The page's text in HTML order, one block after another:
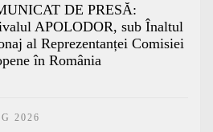
DE PRESĂ:
APOLODOR, sub Înaltul
al Reprezentanței Comisiei
în România
2026